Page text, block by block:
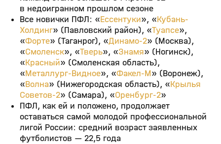
в недоигранном прошлом сезоне
Все новички ПФЛ: «Ессентуки», «Кубань-
Холдинг» (Павловский район), «Туапсе»,
«Форте» (Таганрог), «Динамо-2» (Москва),
«Смоленск», «Тверь», «Знамя» (Ногинск),
«Красный» (Смоленская область),
«Металлург-Видное», «Факел-М» (Воронеж),
«Волна» (Нижегородская область), «Крылья
Советов-2» (Самара), «Оренбург-2»
ПФЛ, как ей и положено, продолжает
оставаться самой молодой профессиональной
лигой России: средний возраст заявленных
футболистов — 22,5 года